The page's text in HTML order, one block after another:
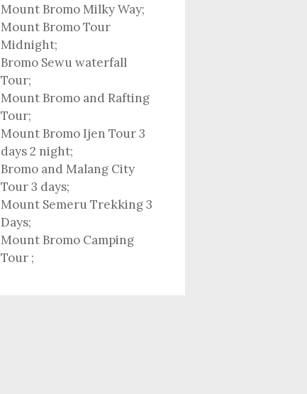
Mount Bromo Milky Way;
Mount Bromo Tour
Midnight;
Bromo Sewu waterfall
Tour;
Mount Bromo and Rafting
Tour;
Mount Bromo Ijen Tour 3
days 2 night;
Bromo and Malang City
Tour 3 days;
Mount Semeru Trekking 3
Days;
Mount Bromo Camping
Tour ;